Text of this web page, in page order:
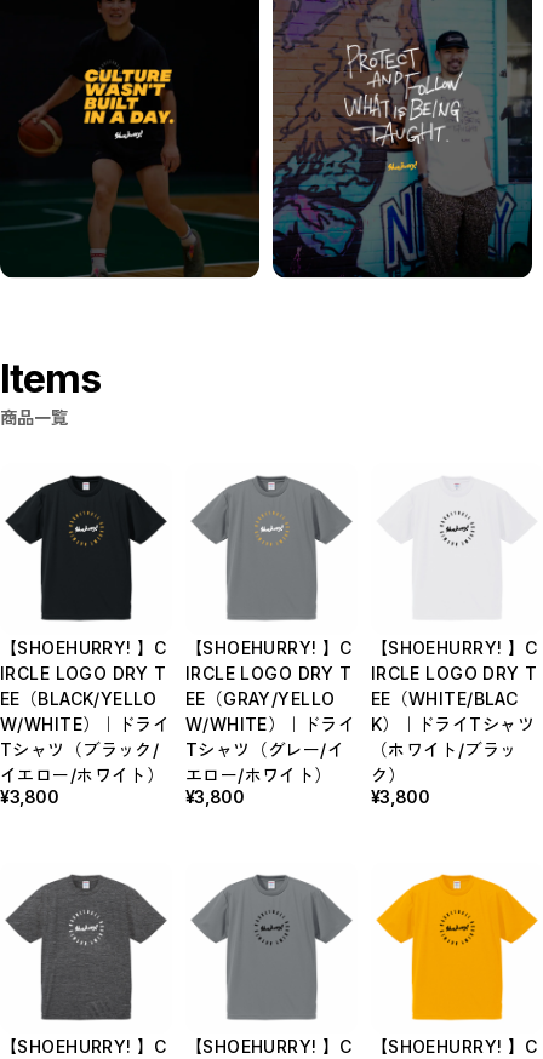
Items
商品一覧
【SHOEHURRY! 】C
IRCLE LOGO DRY T
EE（BLACK/YELLO
W/WHITE）｜ドライ
Tシャツ（ブラック/
イエロー/ホワイト）
¥3,800
【SHOEHURRY! 】C
IRCLE LOGO DRY T
EE（GRAY/YELLO
W/WHITE）｜ドライ
Tシャツ（グレー/イ
エロー/ホワイト）
¥3,800
【SHOEHURRY! 】C
IRCLE LOGO DRY T
EE（WHITE/BLAC
K）｜ドライTシャツ
（ホワイト/ブラッ
ク）
¥3,800
【SHOEHURRY! 】C
【SHOEHURRY! 】C
【SHOEHURRY! 】C